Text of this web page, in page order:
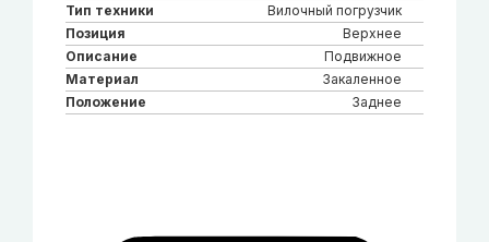
Тип техники
Вилочный погрузчик
Позиция
Верхнее
Описание
Подвижное
Материал
Закаленное
Положение
Заднее